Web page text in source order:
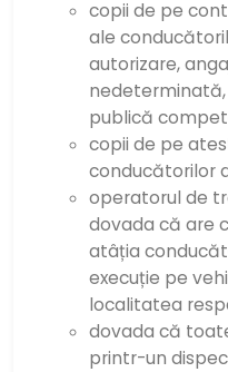
copii de pe
ale
autorizare,
publică
copii de pe
conducătorilor
operatorul de
dovada că are
atâția
execuție pe
localitatea
dovada că
printr-un